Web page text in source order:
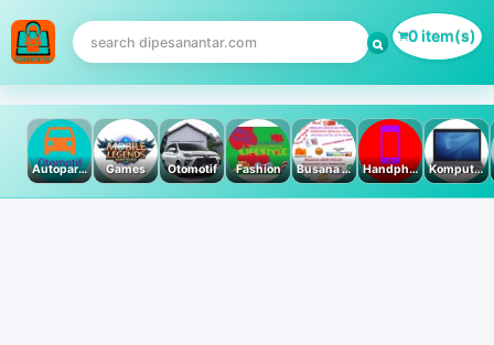
0 item(s)
Autoparts Games Otomotif Fashion Busana Muslim Handphone & Tablet Komputer PC & Laptop